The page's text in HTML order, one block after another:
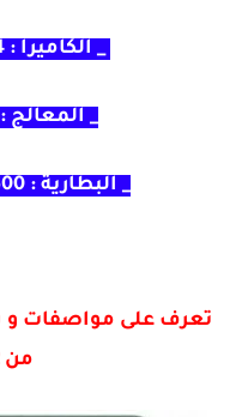
_ الكاميرا : 64+8+2 ميجابكسل
_ المعالج : Snapdragon 870
_ البطارية : 4500 ملي أمبير - 67 واط
من POCO 2022